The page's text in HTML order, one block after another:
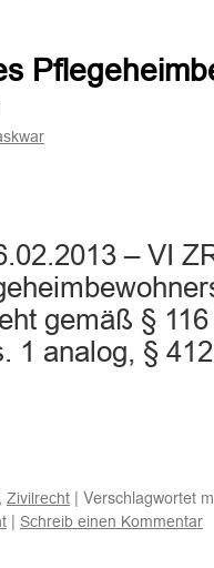
Anspruch
des
Herausgabe
aus
übergegangenem
Recht
des
Heimbewohners
– VI
gemäß §
1 analog, §
, Zivilrecht | Verschlagwortet
| Schreib einen Kommentar